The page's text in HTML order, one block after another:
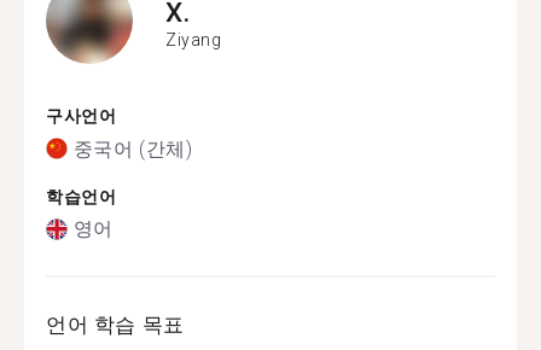
X.
Ziyang
구사언어
중국어 (간체)
학습언어
영어
언어 학습 목표